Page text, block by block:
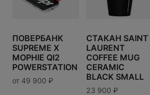
ПОВЕРБАНК
SUPREME X
MOPHIE QI2
POWERSTATION
от 49 900 ₽
СТАКАН SAINT
LAURENT
COFFEE MUG
CERAMIC
BLACK SMALL
23 900 ₽
UK
5.5
6 6.5
Таблица размеров